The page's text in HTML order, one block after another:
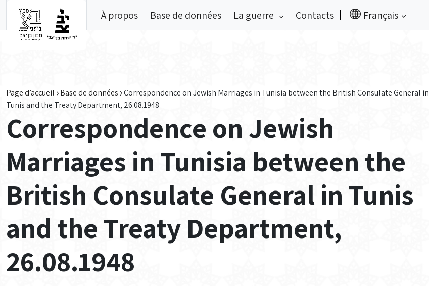
À propos Base de données La guerre Contacts Français
Page d’accueil Base de données Correspondence on Jewish Marriages in Tunisia between the British Consulate General in
Tunis and the Treaty Department, 26.08.1948
Correspondence on Jewish
Marriages in Tunisia between the
British Consulate General in Tunis
and the Treaty Department,
26.08.1948